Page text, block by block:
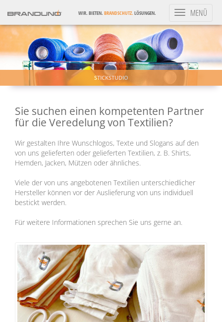
WIR. BIETEN. BRANDSCHUTZ. LÖSUNGEN. ToggleMENÜ
STICKSTUDIO
Sie suchen einen kompetenten Partner
für die Veredelung von Textilien?
Wir gestalten Ihre Wunschlogos, Texte und Slogans auf den
von uns gelieferten oder gelieferten Textilien, z. B. Shirts,
Hemden, Jacken, Mützen oder ähnliches.
Viele der von uns angebotenen Textilien unterschiedlicher
Hersteller können vor der Auslieferung von uns individuell
bestickt werden.
Für weitere Informationen sprechen Sie uns gerne an.